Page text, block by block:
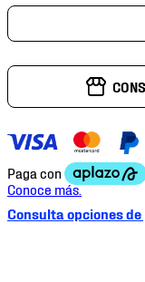
Consulta opciones de